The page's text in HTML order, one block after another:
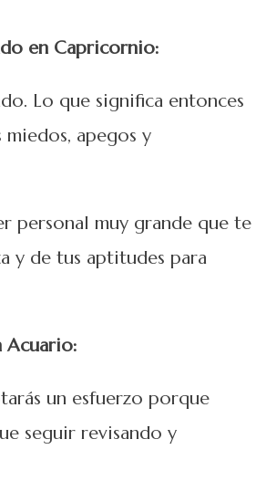
en Capricornio:
Lo que significa entonces
apegos y
personal muy grande que te
y de tus aptitudes para
Acuario:
un esfuerzo porque
seguir revisando y